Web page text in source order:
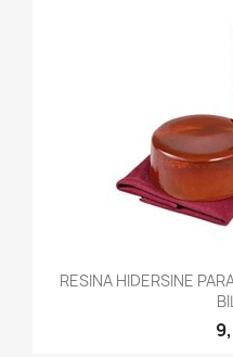
RESINA HIDERSINE